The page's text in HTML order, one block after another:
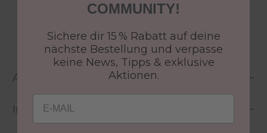
Effekt: Ja
Anwendung
Inhaltsstoffe
COMMUNITY!
Sichere dir 15 % Rabatt auf deine
nächste Bestellung und verpasse
keine News, Tipps & exklusive
Aktionen.
Email